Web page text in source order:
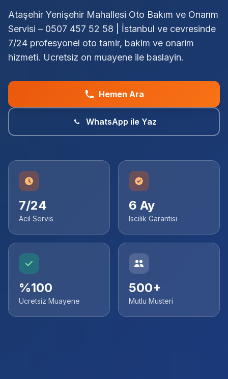
Ataşehir Yenişehir Mahallesi Oto Bakım ve Onarım
Servisi – 0507 457 52 58 | İstanbul ve cevresinde
7/24 profesyonel oto tamir, bakim ve onarim
hizmeti. Ucretsiz on muayene ile baslayin.
Hemen Ara
WhatsApp ile Yaz
7/24
Acil Servis
6 Ay
Iscilik Garantisi
%100
Ucretsiz Muayene
500+
Mutlu Musteri